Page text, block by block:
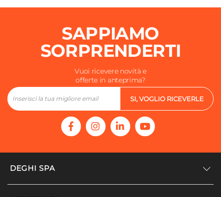
Non inclusoSAPPIAMO
SORPRENDERTI
Vuoi ricevere novità e
offerte in anteprima?
SI, VOGLIO RICEVERLE
DEGHI SPA